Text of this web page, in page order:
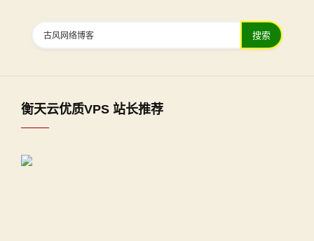
搜索
衡天云优质VPS 站长推荐